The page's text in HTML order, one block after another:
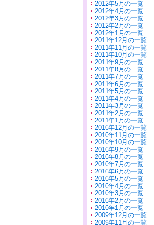
2012年5月の一覧
2012年4月の一覧
2012年3月の一覧
2012年2月の一覧
2012年1月の一覧
2011年12月の一覧
2011年11月の一覧
2011年10月の一覧
2011年9月の一覧
2011年8月の一覧
2011年7月の一覧
2011年6月の一覧
2011年5月の一覧
2011年4月の一覧
2011年3月の一覧
2011年2月の一覧
2011年1月の一覧
2010年12月の一覧
2010年11月の一覧
2010年10月の一覧
2010年9月の一覧
2010年8月の一覧
2010年7月の一覧
2010年6月の一覧
2010年5月の一覧
2010年4月の一覧
2010年3月の一覧
2010年2月の一覧
2010年1月の一覧
2009年12月の一覧
2009年11月の一覧